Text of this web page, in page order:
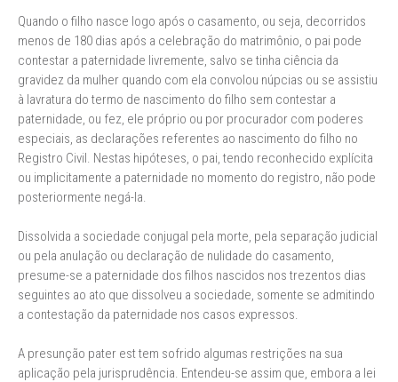
Quando o filho nasce logo após o casamento, ou seja, decorridos
menos de 180 dias após a celebração do matrimônio, o pai pode
contestar a paternidade livremente, salvo se tinha ciência da
gravidez da mulher quando com ela convolou núpcias ou se assistiu
à lavratura do termo de nascimento do filho sem contestar a
paternidade, ou fez, ele próprio ou por procurador com poderes
especiais, as declarações referentes ao nascimento do filho no
Registro Civil. Nestas hipóteses, o pai, tendo reconhecido explícita
ou implicitamente a paternidade no momento do registro, não pode
posteriormente negá-la.
Dissolvida a sociedade conjugal pela morte, pela separação judicial
ou pela anulação ou declaração de nulidade do casamento,
presume-se a paternidade dos filhos nascidos nos trezentos dias
seguintes ao ato que dissolveu a sociedade, somente se admitindo
a contestação da paternidade nos casos expressos.
A presunção pater est tem sofrido algumas restrições na sua
aplicação pela jurisprudência. Entendeu-se assim que, embora a lei